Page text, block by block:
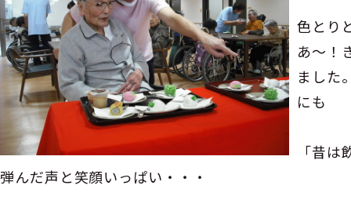
色とり
あ～！
ました
にも
「昔
弾んだ声と笑顔いっぱい・・・